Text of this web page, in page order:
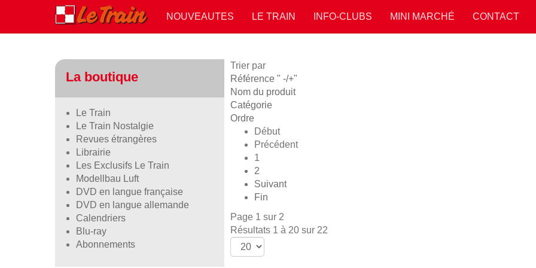
NOUVEAUTES LE TRAIN INFO-CLUBS MINI MARCHÉ CONTACT
Trier par
Référence " -/+"
Nom du produit
Catégorie
Ordre
Début
Précédent
1
2
Suivant
Fin
Page 1 sur 2
Résultats 1 à 20 sur 22
La boutique
Le Train
Le Train Nostalgie
Revues étrangères
Librairie
Les Exclusifs Le Train
Modellbau Luft
DVD en langue française
DVD en langue allemande
Calendriers
Blu-ray
Abonnements